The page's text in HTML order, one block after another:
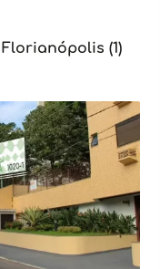
(1)